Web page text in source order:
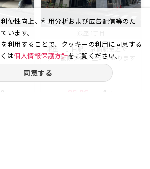
銀座一丁目駅、京橋駅至近で
す！ 複数フロア空いております
の...
4
便性向上、利用分析および広告配信等のた
います。
利用することで、クッキーの利用に同意する
は個人情報保護方針をご覧ください。
同意する